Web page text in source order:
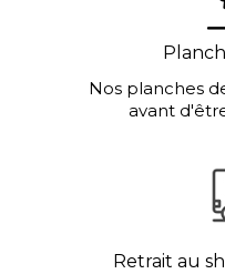
Nos planches
avant
Retrait au